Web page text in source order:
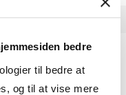
bedre
til bedre at
og til at vise mere